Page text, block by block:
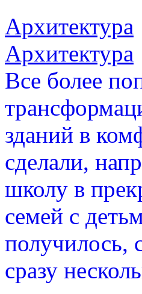
Архитектура
Архитектура
Все более
зданий в
сделали,
школу в
семей с
получилось,
сразу